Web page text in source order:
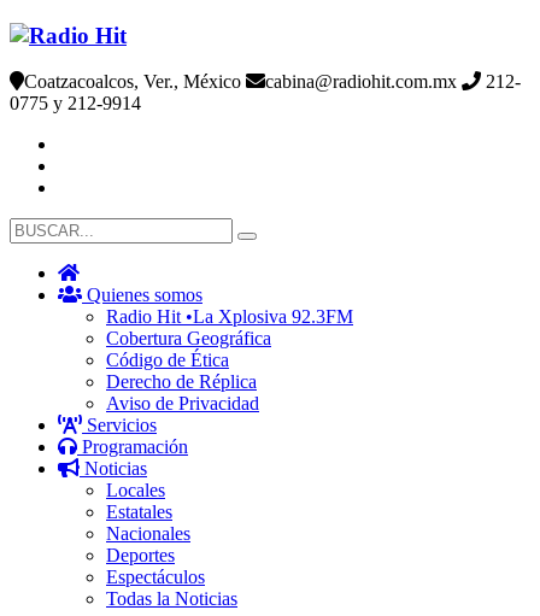
Coatzacoalcos, Ver., México cabina@radiohit.com.mx
212-
0775 y 212-9914
Quienes somos
Radio Hit •La Xplosiva 92.3FM
Cobertura Geográfica
Código de Ética
Derecho de Réplica
Aviso de Privacidad
Servicios
Programación
Noticias
Locales
Estatales
Nacionales
Deportes
Espectáculos
Todas la Noticias